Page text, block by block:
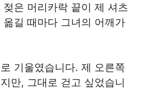
은 머리카락 끝이 제 셔츠
길 때마다 그녀의 어깨가
기울였습니다. 제 오른쪽
만, 그대로 걷고 싶었습니